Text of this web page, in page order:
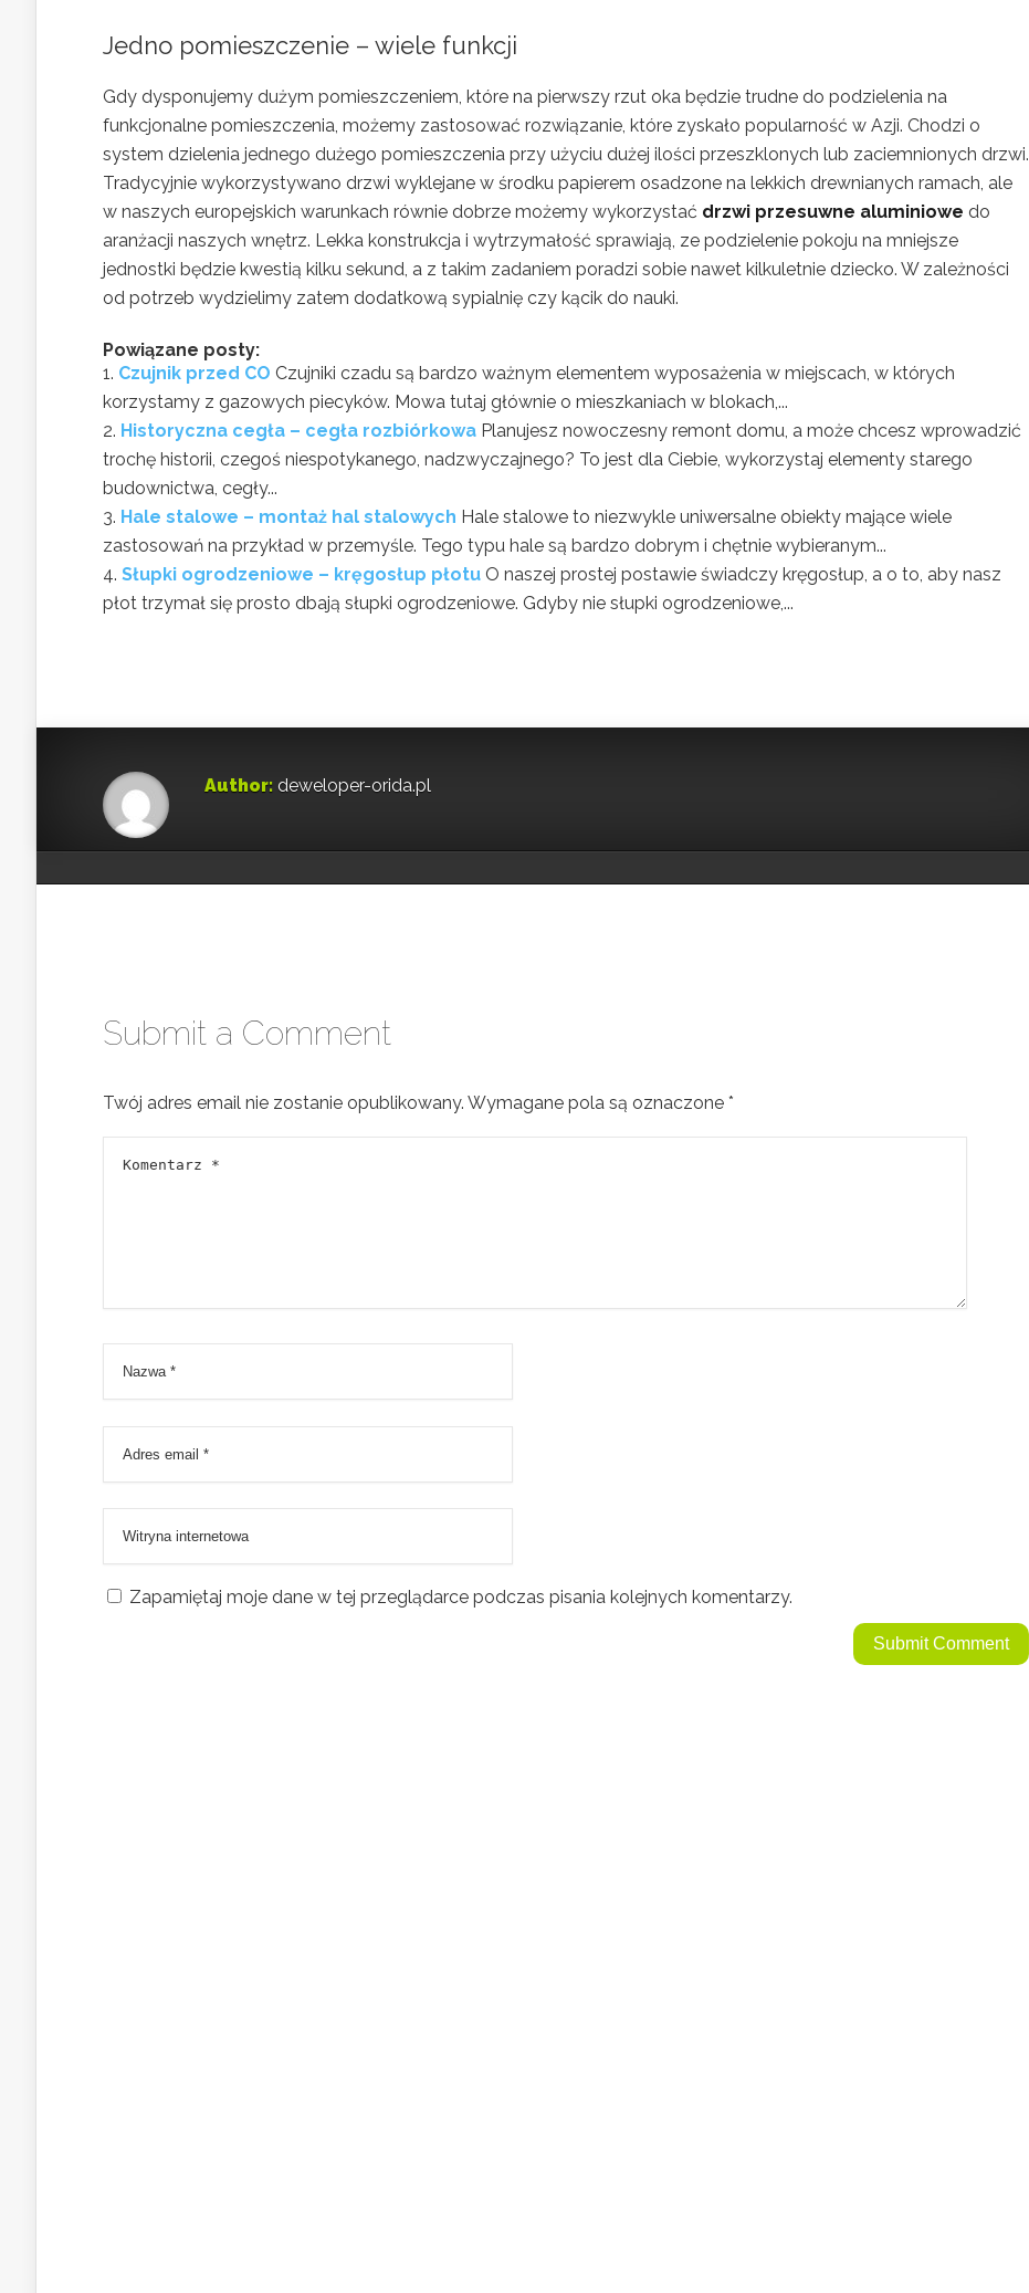
Jedno pomieszczenie – wiele funkcji
Gdy dysponujemy dużym pomieszczeniem, które na pierwszy rzut oka będzie trudne do podzielenia na
funkcjonalne pomieszczenia, możemy zastosować rozwiązanie, które zyskało popularność w Azji. Chodzi o
system dzielenia jednego dużego pomieszczenia przy użyciu dużej ilości przeszklonych lub zaciemnionych drzwi.
Tradycyjnie wykorzystywano drzwi wyklejane w środku papierem osadzone na lekkich drewnianych ramach, ale
w naszych europejskich warunkach równie dobrze możemy wykorzystać drzwi przesuwne aluminiowe do
aranżacji naszych wnętrz. Lekka konstrukcja i wytrzymałość sprawiają, ze podzielenie pokoju na mniejsze
jednostki będzie kwestią kilku sekund, a z takim zadaniem poradzi sobie nawet kilkuletnie dziecko. W zależności
od potrzeb wydzielimy zatem dodatkową sypialnię czy kącik do nauki.
Powiązane posty:
Czujnik przed CO Czujniki czadu są bardzo ważnym elementem wyposażenia w miejscach, w których
korzystamy z gazowych piecyków. Mowa tutaj głównie o mieszkaniach w blokach,...
Historyczna cegła – cegła rozbiórkowa Planujesz nowoczesny remont domu, a może chcesz wprowadzić
trochę historii, czegoś niespotykanego, nadzwyczajnego? To jest dla Ciebie, wykorzystaj elementy starego
budownictwa, cegły...
Hale stalowe – montaż hal stalowych Hale stalowe to niezwykle uniwersalne obiekty mające wiele
zastosowań na przykład w przemyśle. Tego typu hale są bardzo dobrym i chętnie wybieranym...
Słupki ogrodzeniowe – kręgosłup płotu O naszej prostej postawie świadczy kręgosłup, a o to, aby nasz
płot trzymał się prosto dbają słupki ogrodzeniowe. Gdyby nie słupki ogrodzeniowe,...
Author: deweloper-orida.pl
Submit a Comment
Twój adres email nie zostanie opublikowany. Wymagane pola są oznaczone *
Zapamiętaj moje dane w tej przeglądarce podczas pisania kolejnych komentarzy.